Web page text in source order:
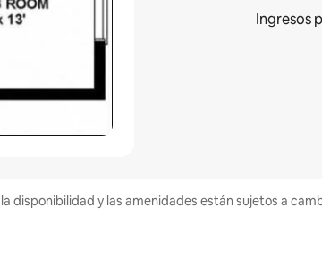
Ingresos
disponibilidad y las amenidades están sujetos a